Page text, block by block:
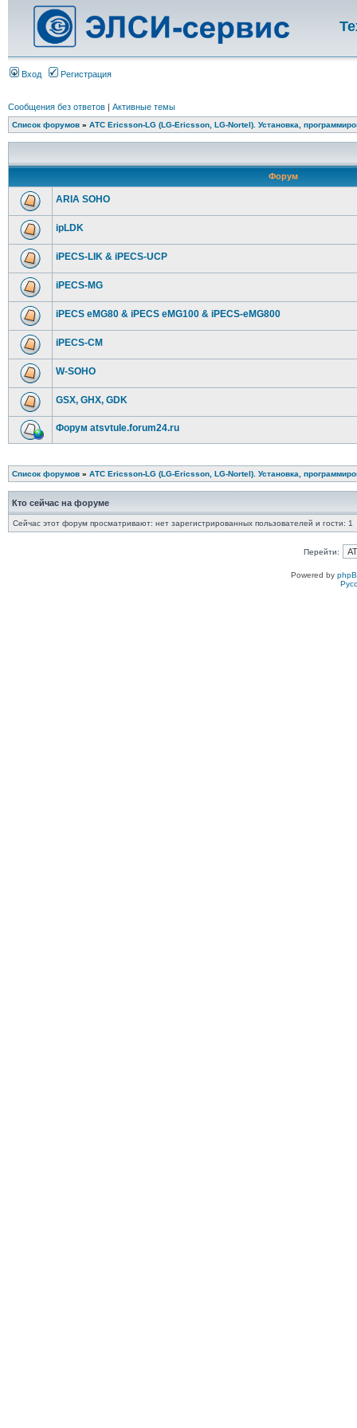
Вход Регистрация
Сообщения без ответов | Активные темы
Список форумов » АТС Ericsson-LG (LG-Ericsson, LG-Nortel). Установка,
Форум
ARIA SOHO
ipLDK
iPECS-LIK & iPECS-UCP
iPECS-MG
iPECS eMG80 & iPECS eMG100 & iPECS-eMG800
iPECS-CM
W-SOHO
GSX, GHX, GDK
Форум atsvtule.forum24.ru
Список форумов » АТС Ericsson-LG (LG-Ericsson, LG-Nortel). Установка,
Кто сейчас на форуме
Сейчас этот форум просматривают: нет зарегистрированных пользователей и гости: 1
Перейти:
Powered by